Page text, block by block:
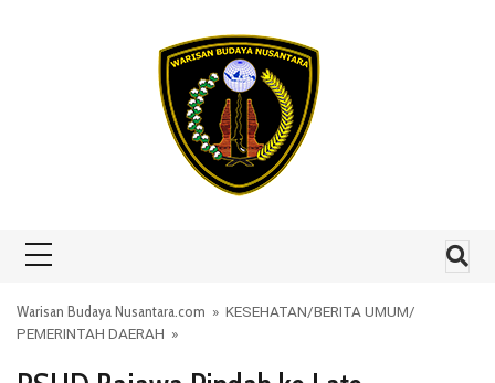
Warisan Budaya Nusantara.com » KESEHATAN/BERITA UMUM/
PEMERINTAH DAERAH »